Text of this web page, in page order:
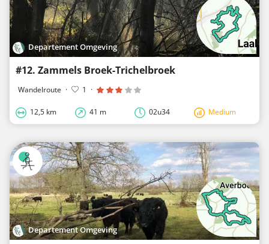
Departement Omgeving
#12. Zammels Broek-Trichelbroek
Wandelroute · 1 ·
12,5 km 41 m 02u34 Medium
Departement Omgeving